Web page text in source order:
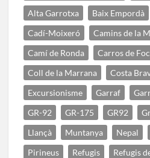
Alta Garrotxa
Baix Empordà
Cadí-Moixeró
Camins de la
Camí de Ronda
Carros de Foc
Coll de la Marrana
Costa
Excursionisme
Garraf
GR-92
GR-175 GR92
Llançà
Muntanya Nepal
Pirineus
Refugis
Refugis